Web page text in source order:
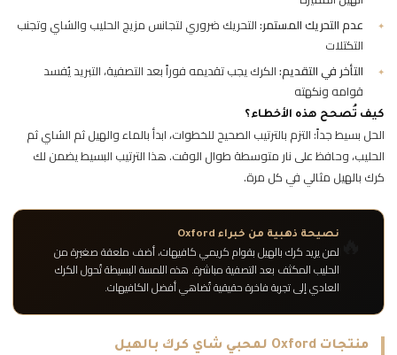
عدم التحريك المستمر:التحريك ضروري لتجانس مزيج الحليب والشاي وتجنب
التكتلات
التأخر في التقديم:الكرك يجب تقديمه فوراً بعد التصفية، التبريد يُفسد
قوامه ونكهته
كيف تُصحح هذه الأخطاء؟
الحل بسيط جداً: التزم بالترتيب الصحيح للخطوات، ابدأ بالماء والهيل ثم الشاي ثم
الحليب، وحافظ على نار متوسطة طوال الوقت. هذا الترتيب البسيط يضمن لك
كرك بالهيل مثالي في كل مرة.
نصيحة ذهبية من خبراء Oxford
لمن يريد كرك بالهيل بقوام كريمي كافيهات، أضف ملعقة صغيرة من
الحليب المكثف بعد التصفية مباشرة. هذه اللمسة البسيطة تُحول الكرك
العادي إلى تجربة فاخرة حقيقية تُضاهي أفضل الكافيهات.
منتجات Oxford لمحبي شاي كرك بالهيل